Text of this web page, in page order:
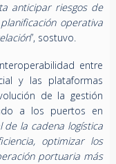
anticipar riesgos de
operativa
”, sostuvo.
entre
y las plataformas
de la gestión
a los puertos en
de la cadena logística
optimizar los
portuaria más